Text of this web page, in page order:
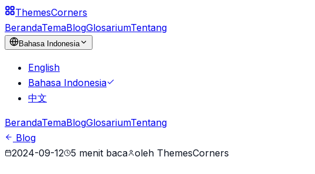
ThemesCorners
BerandaTemaBlogGlosariumTentang
Bahasa Indonesia
English
Bahasa Indonesia
中文
BerandaTemaBlogGlosariumTentang
Blog
2024-09-12 5 menit baca oleh ThemesCorners